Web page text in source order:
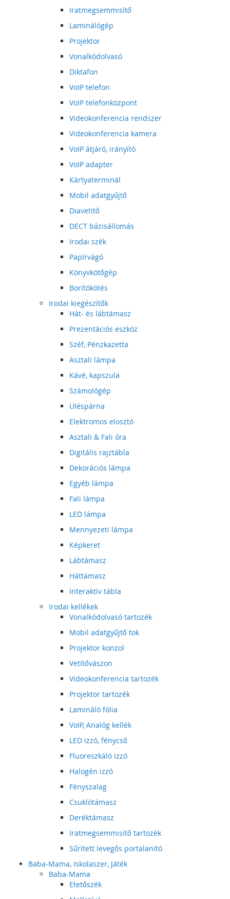
Iratmegsemmisítő
Laminálógép
Projektor
Vonalkódolvasó
Diktafon
VoIP telefon
VoIP telefonközpont
Videokonferencia rendszer
Videokonferencia kamera
VoIP átjáró, irányító
VoIP adapter
Kártyaterminál
Mobil adatgyűjtő
Diavetítő
DECT bázisállomás
Irodai szék
Papírvágó
Könyvkötőgép
Borítókötés
Irodai kiegészítők
Hát- és lábtámasz
Prezentációs eszköz
Széf, Pénzkazetta
Asztali lámpa
Kávé, kapszula
Számológép
Üléspárna
Elektromos elosztó
Asztali & Fali óra
Digitális rajztábla
Dekorációs lámpa
Egyéb lámpa
Fali lámpa
LED lámpa
Mennyezeti lámpa
Képkeret
Lábtámasz
Háttámasz
Interaktív tábla
Irodai kellékek
Vonalkódolvasó tartozék
Mobil adatgyűjtő tok
Projektor konzol
Vetítővászon
Videokonferencia tartozék
Projektor tartozék
Lamináló fólia
VoIP, Analóg kellék
LED izzó, fénycső
Fluoreszkáló izzó
Halogén izzó
Fényszalag
Csuklótámasz
Deréktámasz
Iratmegsemmisítő tartozék
Sűrített levegős portalanító
Baba-Mama, Iskolaszer, Játék
Baba-Mama
Etetőszék